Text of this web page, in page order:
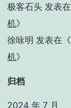
极客石头 发表
机》
徐咏明 发表在《
机》
归档
2024 年 7 月